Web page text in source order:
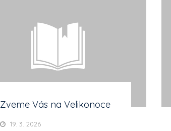
Zveme Vás na Velikonoce
19. 3. 2026